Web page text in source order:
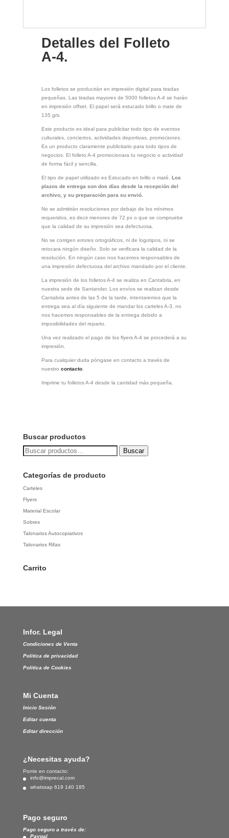
Detalles del Folleto
A-4.
Los folletos se producirán en impresión digital para tiradas
pequeñas. Las tiradas mayores de 5000 folletos A-4 se harán
en impresión offset. El papel será estucado brillo o mate de
135 grs.
Este producto es ideal para publicitar todo tipo de eventos
culturales, conciertos, actividades deportivas, promociones.
Es un producto claramente publicitario para todo tipos de
negocios. El folleto A-4 promocionara tu negocio o actividad
de forma fácil y sencilla.
El tipo de papel utilizado es Estucado en brillo o maté. Los
plazos de entrega son dos días desde la recepción del
archivo, y su preparación para su envió.
No se admitirán resoluciones por debajo de los mínimos
requeridos, es decir menores de 72 px o que se compruebe
que la calidad de su impresión sea defectuosa.
No se corrigen errores ortográficos, ni de logotipos, ni se
retocara ningún diseño. Solo se verificara la calidad de la
resolución. En ningún caso nos hacemos responsables de
una impresión defectuosa del archivo mandado por el cliente.
La impresión de los folletos A-4 se realiza en Cantabria, en
nuestra sede de Santander. Los envíos se realizan desde
Cantabria antes de las 5 de la tarde, intentaremos que la
entrega sea al día siguiente de mandar los carteles A-3, no
nos hacemos responsables de la entrega debido a
imposibilidades del reparto.
Una vez realizado el pago de los flyers A-4 se procederá a su
impresión.
Para cualquier duda póngase en contacto a través de
nuestro contacto.
Imprime tu folletos A-4 desde la cantidad más pequeña.
Buscar productos
Buscar
por:
Buscar
Categorías de producto
Carteles
Flyers
Material Escolar
Sobres
Talonarios Autocopiativos
Talonarios Rifas
Carrito
Infor. Legal
Condiciones de Venta
Politica de privacidad
Politica de Cookies
Mi Cuenta
Inicio Sesión
Editar cuenta
Editar dirección
¿Necesitas ayuda?
Ponte en contacto:
info@imprecal.com
whatssap 619 140 185
Pago seguro
Pago seguro a través de:
Paypal